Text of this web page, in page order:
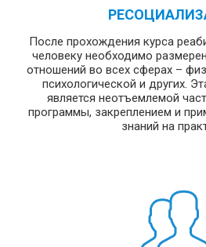
После прохождения курса
человеку необходимо
отношений во всех сферах –
психологической и других.
является неотъемлемой
программы, закреплением и
знаний на